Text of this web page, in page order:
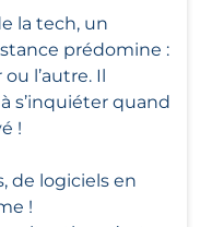
la tech, un
prédomine :
l’autre. Il
s’inquiéter quand
!
de logiciels en
!